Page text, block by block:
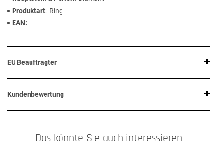
Produktart
Ring
EAN
EU Beauftragter
Kundenbewertung
Das könnte Sie auch interessieren